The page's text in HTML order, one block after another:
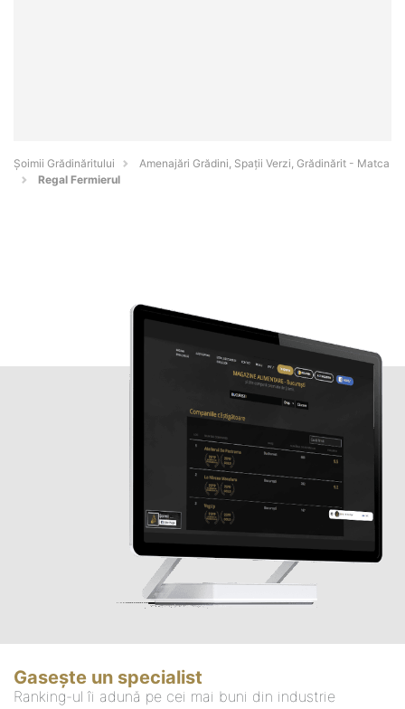
Șoimii Grădinăritului
Amenajări Grădini, Spații Verzi, Grădinărit - Matca
Regal Fermierul
Gasește un specialist
Ranking-ul îi adună pe cei mai buni din industrie